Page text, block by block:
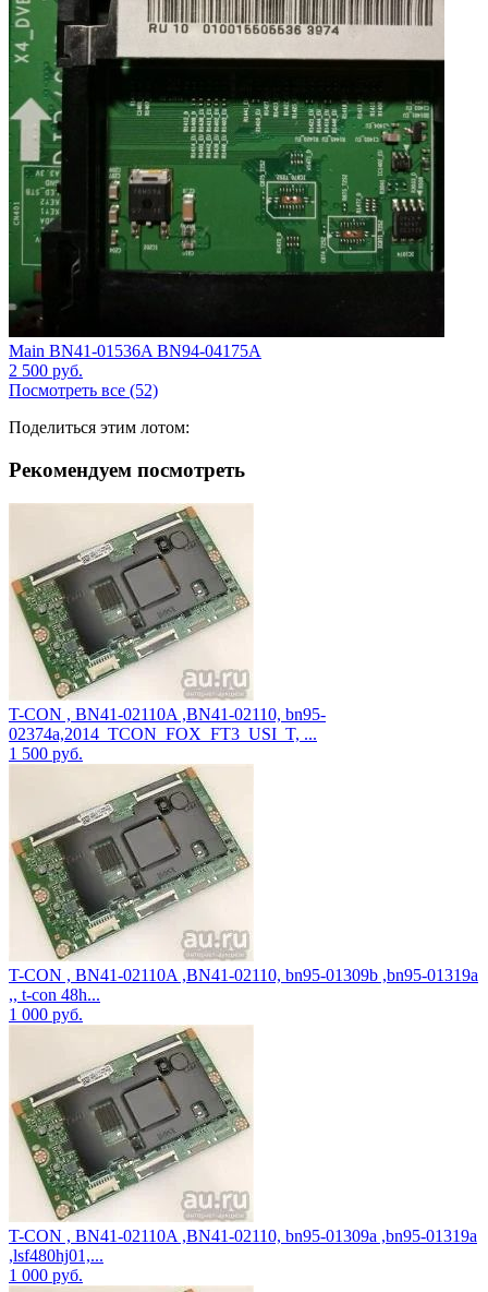
Main BN41-01536A BN94-04175A
2 500 руб.
Посмотреть все (52)
Поделиться этим лотом:
Рекомендуем посмотреть
T-CON , BN41-02110A ,BN41-02110, bn95-
02374a,2014_TCON_FOX_FT3_USI_T, ...
1 500 руб.
T-CON , BN41-02110A ,BN41-02110, bn95-01309b ,bn95-01319a
,, t-con 48h...
1 000 руб.
T-CON , BN41-02110A ,BN41-02110, bn95-01309a ,bn95-01319a
,lsf480hj01,...
1 000 руб.